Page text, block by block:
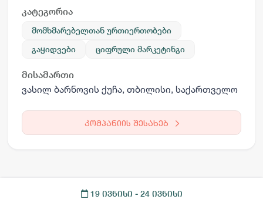
კატეგორია
მომხმარებელთან ურთიერთობები
გაყიდვები
ციფრული მარკეტინგი
მისამართი
ვასილ ბარნოვის ქუჩა, თბილისი, საქართველო
კომპანიის შესახებ
19 ივნისი - 24 ივნისი